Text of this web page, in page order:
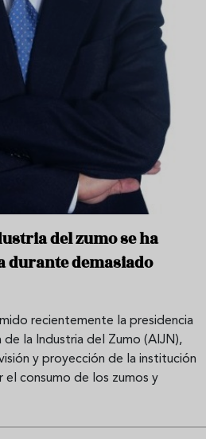
del zumo se ha
durante demasiado
recientemente la presidencia
la Industria del Zumo (AIJN),
y proyección de la institución
el consumo de los zumos y